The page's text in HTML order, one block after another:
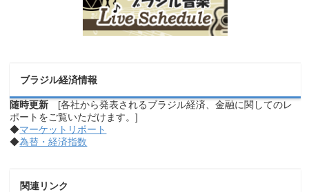
ブラジル経済情報
随時更新 [各社から発表されるブラジル経済、金融に関してのレ
ポートをご覧いただけます。]
◆マーケットリポート
◆為替・経済指数
関連リンク